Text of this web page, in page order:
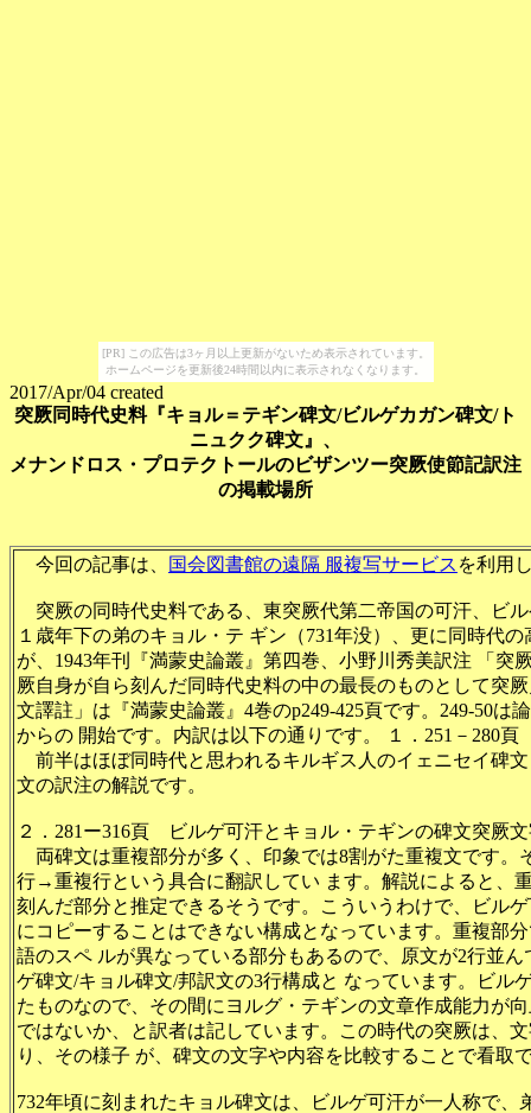
[PR] この広告は3ヶ月以上更新がないため表示されています。
ホームページを更新後24時間以内に表示されなくなります。
2017/Apr/04 created
突厥同時代史料『キョル＝テギン碑文/ビルゲカガン碑文/ト
ニュクク碑文』、
メナンドロス・プロテクトールのビザンツー突厥使節記訳注
の掲載場所
今回の記事は、 国会図書館の遠隔 服複写サービス を利用
突厥の同時代史料である、東突厥代第二帝国の可汗、ビ
１歳年下の弟のキョル・テ ギン（731年没）、更に同時代
が、1943年刊『満蒙史論叢』第四巻、小野川秀美訳注 「突
厥自身が自ら刻んだ同時代史料の中の最長のものとして突
文譯註」は『満蒙史論叢』4巻のp249-425頁です。249-50は
からの 開始です。内訳は以下の通りです。 １．251－
前半はほぼ同時代と思われるキルギス人のイェニセイ碑
文の訳注の解説です。
２．281ー316頁 ビルゲ可汗とキョル・テギンの碑文突厥
両碑文は重複部分が多く、印象では8割がた重複文です
行→重複行という具合に翻訳してい ます。解説によると、
刻んだ部分と推定できるそうです。こういうわけで、ビル
にコピーすることはできない構成となっています。重複部
語のスペ ルが異なっている部分もあるので、原文が2行並
ゲ碑文/キョル碑文/邦訳文の3行構成と なっています。ビル
たものなので、その間にヨルグ・テギンの文章作成能力が
ではないか、と訳者は記しています。この時代の突厥は、
り、その様子 が、碑文の文字や内容を比較することで看取
732年頃に刻まれたキョル碑文は、ビルゲ可汗が一人称で